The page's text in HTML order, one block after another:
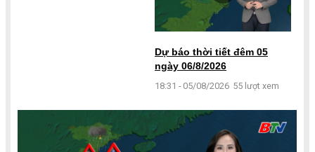
Dự báo thời tiết đêm 05
ngày 06/8/2026
18:31 - 05/08/2026 55 lượt xem